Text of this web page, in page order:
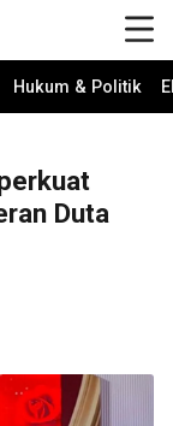
Hukum & Politik
Duta